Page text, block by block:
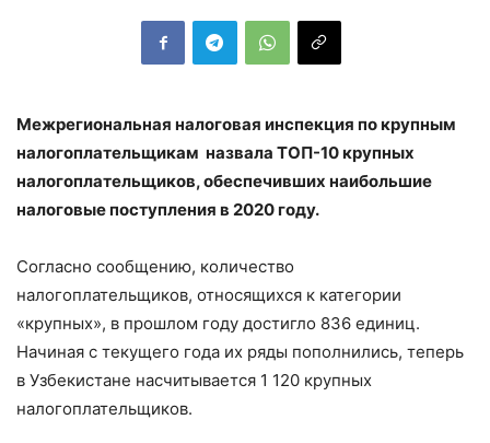
Межрегиональная налоговая инспекция по крупным
налогоплательщикам назвала ТОП-10 крупных
налогоплательщиков, обеспечивших наибольшие
налоговые поступления в 2020 году.
Согласно сообщению, количество
налогоплательщиков, относящихся к категории
«крупных», в прошлом году достигло 836 единиц.
Начиная с текущего года их ряды пополнились, теперь
в Узбекистане насчитывается 1 120 крупных
налогоплательщиков.